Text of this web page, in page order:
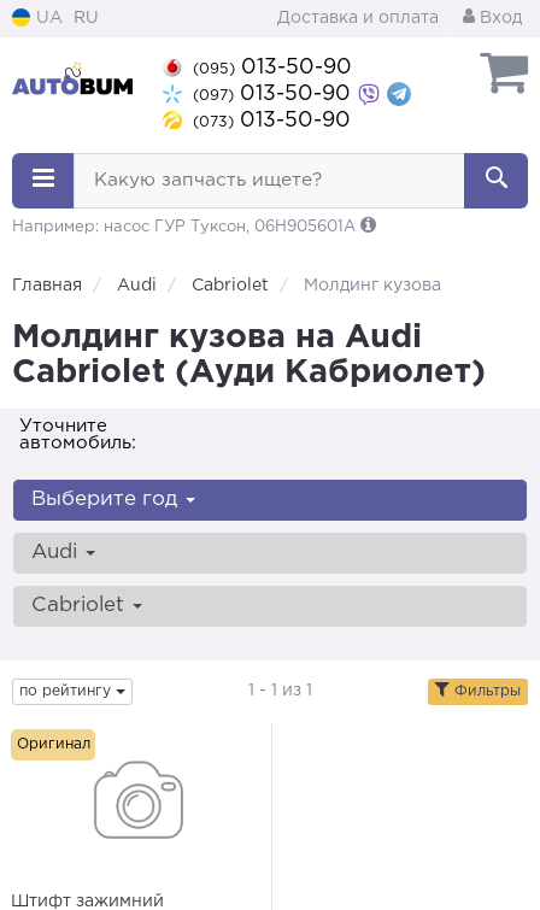
UA RU Доставка и оплата Вход
(095) 013-50-90
(097) 013-50-90
(073) 013-50-90
Какую запчасть ищете?
Например: насос ГУР Туксон, 06H905601A
Главная Audi Cabriolet Молдинг кузова
Молдинг кузова на Audi
Cabriolet (Ауди Кабриолет)
Уточните
автомобиль:
Выберите год
Audi
Cabriolet
по рейтингу 1 - 1 из 1 Фильтры
Штифт зажимний
Оригинал